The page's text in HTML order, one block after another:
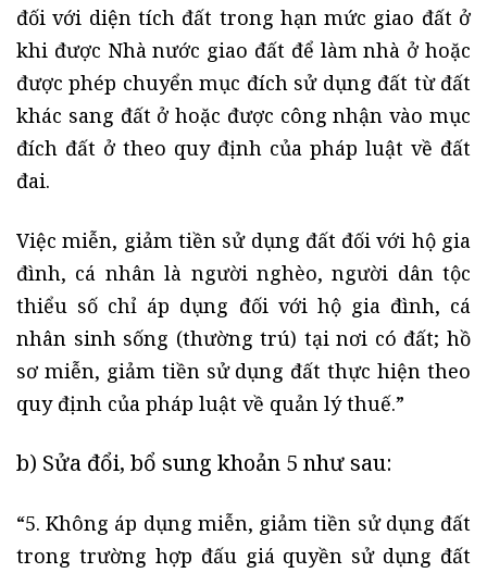
đối với diện tích đất trong hạn mức giao đất ở
khi được Nhà nước giao đất để làm nhà ở hoặc
được phép chuyển mục đích sử dụng đất từ đất
khác sang đất ở hoặc được công nhận vào mục
đích đất ở theo quy định của pháp luật về đất
đai.
Việc miễn, giảm tiền sử dụng đất đối với hộ gia
đình, cá nhân là người nghèo, người dân tộc
thiểu số chỉ áp dụng đối với hộ gia đình, cá
nhân sinh sống (thường trú) tại nơi có đất; hồ
sơ miễn, giảm tiền sử dụng đất thực hiện theo
quy định của pháp luật về quản lý thuế.”
b) Sửa đổi, bổ sung khoản 5 như sau:
“5. Không áp dụng miễn, giảm tiền sử dụng đất
trong trường hợp đấu giá quyền sử dụng đất